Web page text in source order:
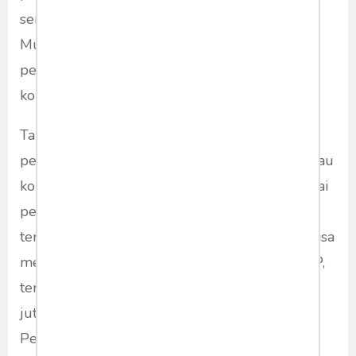
sendiri. Kini, pola yang sama diarahkan ke Dedi
Mulyadi. Jika dulu alasan konfrontasi adalah
pergeseran Jokowi ke Prabowo, lalu apa dasar
konfrontasi terhadap Dedi?
Tanpa dasar kebijakan yang kuat, seperti
pelanggaran anggaran, kegagalan program, atau
korupsi, aksi
cenderung dilihat sebagai
perlawanan terhadap popularitas, bukan
terhadap kekuasaan yang salah arah. Dan itu bisa
menggerus kepercayaan publik terhadap PDIP,
terutama di Jawa Barat—provinsi dengan 35,7
juta pemilih, yang menjadi kunci strategis di
Pemilu 2029.